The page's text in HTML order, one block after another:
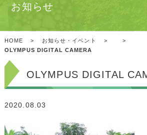
お知らせ
HOME > お知らせ・イベント >
>
OLYMPUS DIGITAL CAMERA
OLYMPUS DIGITAL
2020.08.03